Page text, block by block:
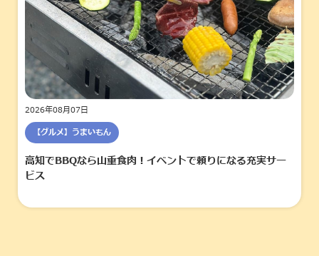
2026年08月07日
【グルメ】うまいもん
高知でBBQなら山重食肉！イベントで頼りになる充実サー
ビス